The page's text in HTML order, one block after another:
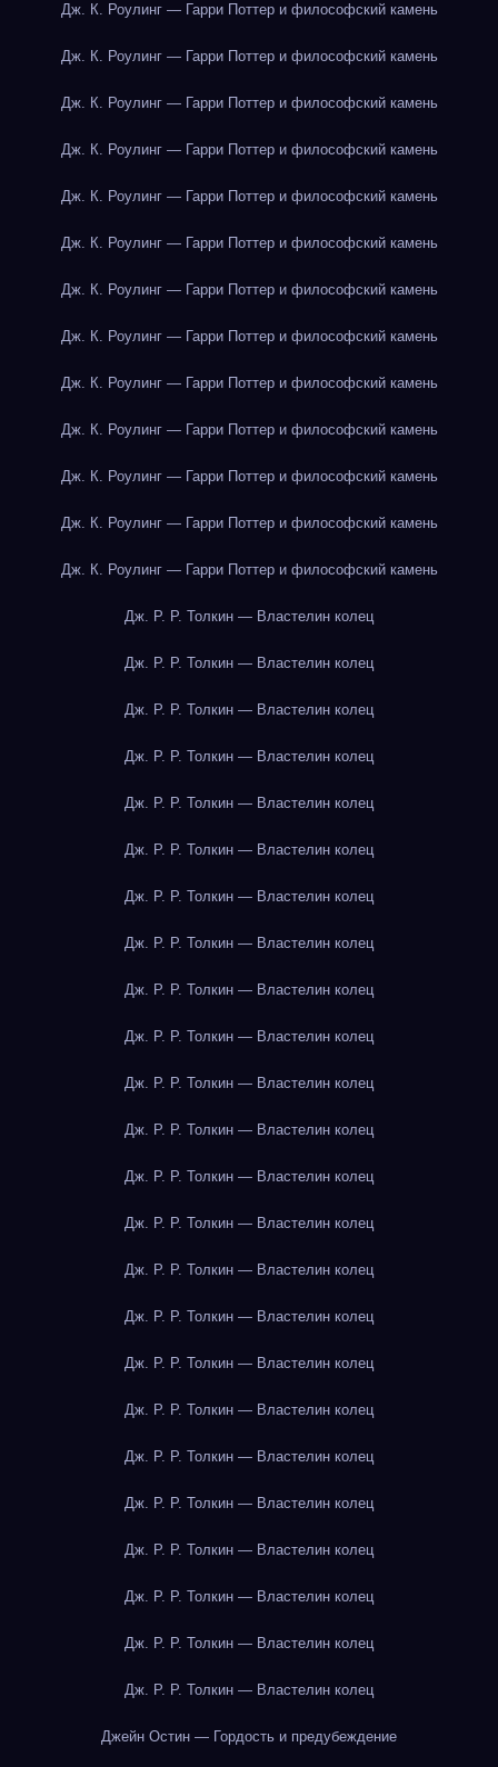
Дж. К. Роулинг — Гарри Поттер и философский камень
Дж. К. Роулинг — Гарри Поттер и философский камень
Дж. К. Роулинг — Гарри Поттер и философский камень
Дж. К. Роулинг — Гарри Поттер и философский камень
Дж. К. Роулинг — Гарри Поттер и философский камень
Дж. К. Роулинг — Гарри Поттер и философский камень
Дж. К. Роулинг — Гарри Поттер и философский камень
Дж. К. Роулинг — Гарри Поттер и философский камень
Дж. К. Роулинг — Гарри Поттер и философский камень
Дж. К. Роулинг — Гарри Поттер и философский камень
Дж. К. Роулинг — Гарри Поттер и философский камень
Дж. К. Роулинг — Гарри Поттер и философский камень
Дж. К. Роулинг — Гарри Поттер и философский камень
Дж. Р. Р. Толкин — Властелин колец
Дж. Р. Р. Толкин — Властелин колец
Дж. Р. Р. Толкин — Властелин колец
Дж. Р. Р. Толкин — Властелин колец
Дж. Р. Р. Толкин — Властелин колец
Дж. Р. Р. Толкин — Властелин колец
Дж. Р. Р. Толкин — Властелин колец
Дж. Р. Р. Толкин — Властелин колец
Дж. Р. Р. Толкин — Властелин колец
Дж. Р. Р. Толкин — Властелин колец
Дж. Р. Р. Толкин — Властелин колец
Дж. Р. Р. Толкин — Властелин колец
Дж. Р. Р. Толкин — Властелин колец
Дж. Р. Р. Толкин — Властелин колец
Дж. Р. Р. Толкин — Властелин колец
Дж. Р. Р. Толкин — Властелин колец
Дж. Р. Р. Толкин — Властелин колец
Дж. Р. Р. Толкин — Властелин колец
Дж. Р. Р. Толкин — Властелин колец
Дж. Р. Р. Толкин — Властелин колец
Дж. Р. Р. Толкин — Властелин колец
Дж. Р. Р. Толкин — Властелин колец
Дж. Р. Р. Толкин — Властелин колец
Дж. Р. Р. Толкин — Властелин колец
Джейн Остин — Гордость и предубеждение